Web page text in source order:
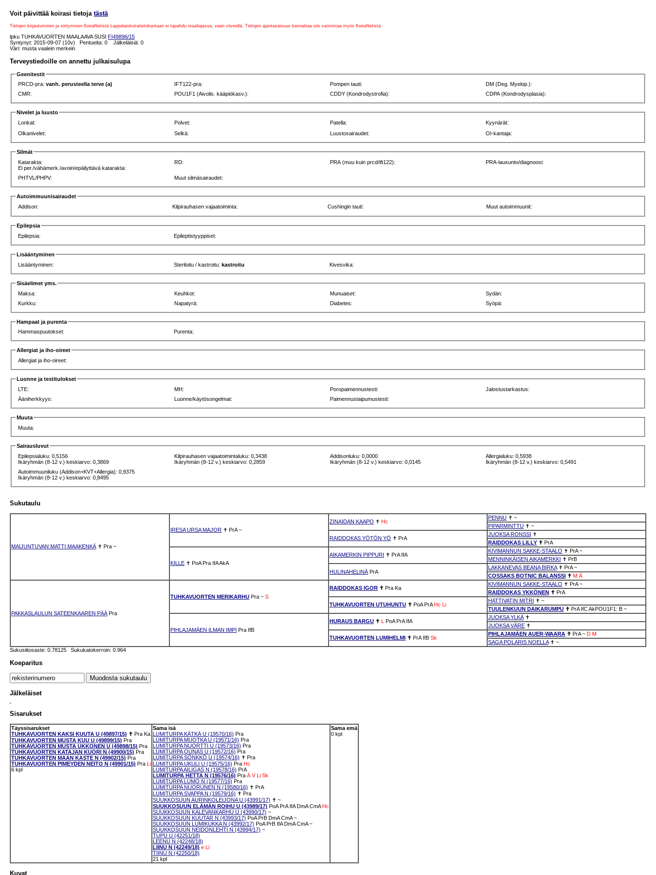
Voit päivittää koirasi tietoja tästä
Tietojen kirjautuminen ja siirtyminen KoiraNetistä Lappalaiskoiratietokantaan ei tapahdu reaaliajassa, vaan viiveellä. Tietojen ajantasaisuus kannattaa siis varmistaa myös KoiraNetistä.
lpku TUHKAVUORTEN MAALAAVA SUSI FI49896/15
Syntynyt: 2015-09-07 (10v) Pentueita: 0 Jälkeläisiä: 0
Väri: musta vaalein merkein
Terveystiedoille on annettu julkaisulupa
Geenitestit
PRCD-pra:vanh. perusteella terve (a) IFT122-pra: Pompen tauti:
DM (Deg. Myelop.):
CMR:
POU1F1 (Aivolis. kääpiökasv.): CDDY (Kondrodystrofia): CDPA (Kondrodysplasia):
Nivelet ja luusto
Lonkat:
Polvet: Patella:
Kyynärät:
Olkanivelet:
Selkä: Luustosairaudet: OI-kantaja:
Silmät
Katarakta:
Ei per./vähämerk./avoin/epäilyttävä katarakta:
RD: PRA (muu kuin prcd/ift122): PRA-lausunto/diagnoosi:
PHTVL/PHPV: Muut silmäsairaudet:
Autoimmuunisairaudet
Addison:
Kilpirauhasen vajaatoiminta: Cushingin tauti: Muut autoimmuunit:
Epilepsia
Epilepsia:
Epileptistyyppiset:
Lisääntyminen
Lisääntyminen:
Steriloitu / kastroitu:kastroitu Kivesvika:
Sisäelimet yms.
Maksa:
Keuhkot: Munuaiset:
Sydän:
Kurkku:
Napatyrä: Diabetes: Syöpä:
Hampaat ja purenta
Hammaspuutokset:
Purenta:
Allergiat ja iho-oireet
Allergiat ja iho-oireet:
Luonne ja testitulokset
LTE:
MH: Poropaimennustesti:
Jalostustarkastus:
Ääniherkkyys:
Luonne/käytösongelmat: Paimennustaipumustesti:
Muuta
Muuta:
Sairausluvut
Epilepsialuku: 0,5156
Ikäryhmän (8-12 v.) keskiarvo: 0,3869
Kilpirauhasen vajaatoimintaluku: 0,3438
Ikäryhmän (8-12 v.) keskiarvo: 0,2859
Addisonluku: 0,0000
Ikäryhmän (8-12 v.) keskiarvo: 0,0145
Allergialuku: 0,5938
Ikäryhmän (8-12 v.) keskiarvo: 0,5491
Autoimmuuniluku (Addison+KVT+Allergia): 0,9375
Ikäryhmän (8-12 v.) keskiarvo: 0,8495
Sukutaulu
MAIJUNTUVAN MATTI MAAKENKÄ ✝ Pra ~
IRESA URSA MAJOR ✝ PrA ~
ZINAIDAN KAAPO ✝ Hc
PENNU ✝ ~
PIPARMINTTU ✝ ~
RAIDDOKAS YÖTÖN YÖ ✝ PrA
JUOKSA RONSSI ✝
RAIDDOKAS LILLY ✝ PrA
KILLE ✝ PoA Pra IfAAkA
AIKAMERKIN PIPPURI ✝ PrA IfA
KIVIMANNUN SAKKE-STAALO ✝ PrA ~
MENNINKÄISEN AIKAMERKKI ✝ PrB
HULINAHELINÄ PrA
LAKKANEVAS BEANA BIRKA✝ PrA ~
COSSAKS BOTNIC BALANSSI ✝ M Ä
PAKKASLAULUN SATEENKAAREN PÄÄ Pra
TUHKAVUORTEN MERIKARHU Pra ~ S
RAIDDOKAS IGOR ✝ Pra Ka
KIVIMANNUN SAKKE-STAALO ✝ PrA ~
RAIDDOKAS YKKÖNEN ✝ PrA
TUHKAVUORTEN UTUHUNTU ✝ PoA PrA Hc Li
HATTIVATIN MITRI ✝ ~
TUULENKUUN DAIKARUMPU ✝ PrA IfCAkPOU1F1: B ~
PIHLAJAMÄEN ILMAN IMPI Pra IfB
HURAUS BARGU ✝ L PoA PrA IfA
JUOKSA YLKÄ ✝
JUOKSA VÄRE ✝
TUHKAVUORTEN LUMIHELMI ✝ PrA IfB Sk
PIHLAJAMÄEN AUER-WAARA ✝ PrA ~ D M
SAGA POLARIS NOELLA✝ ~
Sukusiitosaste: 0.78125 Sukukatokerroin: 0.964
Koeparitus
Jälkeläiset
Sisarukset
Täyssisarukset
TUHKAVUORTEN KAKSI KUUTA U (49897/15) ✝ Pra Ka
TUHKAVUORTEN MUSTA KUU U (49899/15) Pra
TUHKAVUORTEN MUSTA UKKONEN U (49898/15) Pra
TUHKAVUORTEN KATAJAN KUORI N (49900/15) Pra
TUHKAVUORTEN MAAN KASTE N (49902/15) Pra
TUHKAVUORTEN PIMEYDEN NEITO N (49901/15) Pra Li
6 kpl
Sama isä
LUMITURPA KÄTKÄ U (19570/16) Pra
LUMITURPA MUOTKA U (19571/16) Pra
LUMITURPA NUORTTI U (19573/16) Pra
LUMITURPA OUNAS U (19572/16) Pra
LUMITURPA SÖNKKÖ U (19574/16) ✝ Pra
LUMITURPA UKULI U (19575/16) Pra Hc
LUMITURPA AILIGAS N (19578/16) PrA
LUMITURPA HETTA N (19576/16) Pra Ä V Li Sk
LUMITURPA LUMO N (19577/16) Pra
LUMITURPA NUORUNEN N (19580/16) ✝ PrA
LUMITURPA SVAPPA N (19579/16) ✝ Pra
SUUKKOSUUN AURINKOLEIJONA U (43991/17) ✝ ~
SUUKKOSUUN ELÄMÄN ROIHU U (43989/17) PoA PrA IfA DmA CmA Hc
SUUKKOSUUN KALEVANKARHU U (43990/17) ~
SUUKKOSUUN KUUTAR N (43993/17) PoA PrB DmA CmA ~
SUUKKOSUUN LUMIKUKKA N (43992/17) PoA PrB IfA DmA CmA ~
SUUKKOSUUN NEIDONLEHTI N (43994/17) ~
TUPU U (42251/18)
LEENU N (42248/18)
LIINU N (42249/18) e Li
TIINU N (42250/18)
21 kpl
Sama emä
0 kpl
Kuvat